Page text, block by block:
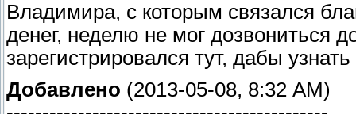
Владимира, с которым связался
денег, неделю не мог дозвониться
зарегистрировался тут, дабы
Добавлено (2013-05-08, 8:32 AM)